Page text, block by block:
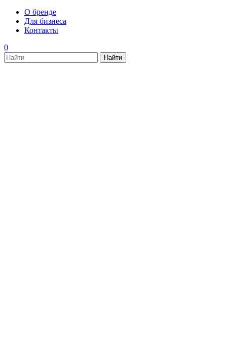
О бренде
Для бизнеса
Контакты
0